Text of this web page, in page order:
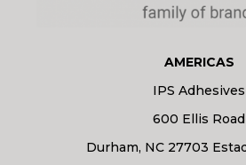
AMERICAS
IPS Adhesives
600 Ellis Road
Durham, NC 27703